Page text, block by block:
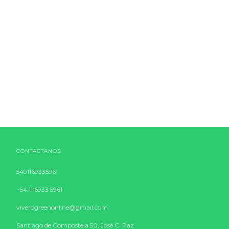
CONTACTANOS
5491169335961
+54 11 6933 5961
viverogreenonline@gmail.com
Santiago de Compostela 50, José C. Paz